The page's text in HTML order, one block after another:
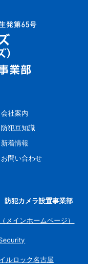
会社案内
防犯豆知識
新着情報
お問い合わせ
防犯カメラ設置事業部
インホームページ）
ルロック名古屋